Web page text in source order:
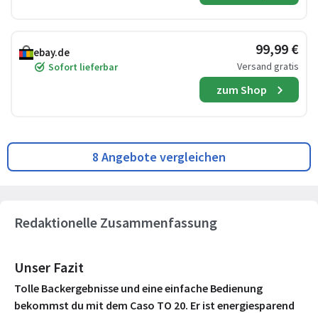
ebay.de
Sofort lieferbar
99,99 €
Versand gratis
zum Shop
8 Angebote vergleichen
Redaktionelle Zusammenfassung
Unser Fazit
Tolle Backergebnisse und eine einfache Bedienung
bekommst du mit dem Caso TO 20. Er ist energiesparend